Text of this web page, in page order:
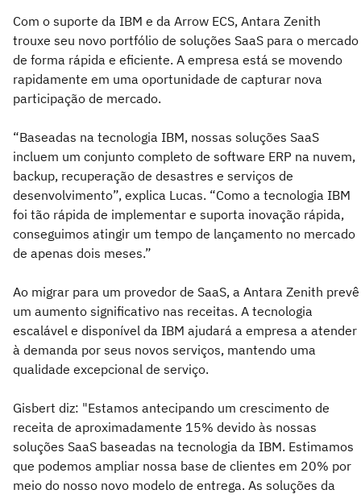
Com o suporte da IBM e da Arrow ECS, Antara Zenith
trouxe seu novo portfólio de soluções SaaS para o mercado
de forma rápida e eficiente. A empresa está se movendo
rapidamente em uma oportunidade de capturar nova
participação de mercado.
“Baseadas na tecnologia IBM, nossas soluções SaaS
incluem um conjunto completo de software ERP na nuvem,
backup, recuperação de desastres e serviços de
desenvolvimento”, explica Lucas. “Como a tecnologia IBM
foi tão rápida de implementar e suporta inovação rápida,
conseguimos atingir um tempo de lançamento no mercado
de apenas dois meses.”
Ao migrar para um provedor de SaaS, a Antara Zenith prevê
um aumento significativo nas receitas. A tecnologia
escalável e disponível da IBM ajudará a empresa a atender
à demanda por seus novos serviços, mantendo uma
qualidade excepcional de serviço.
Gisbert diz: "Estamos antecipando um crescimento de
receita de aproximadamente 15% devido às nossas
soluções SaaS baseadas na tecnologia da IBM. Estimamos
que podemos ampliar nossa base de clientes em 20% por
meio do nosso novo modelo de entrega. As soluções da